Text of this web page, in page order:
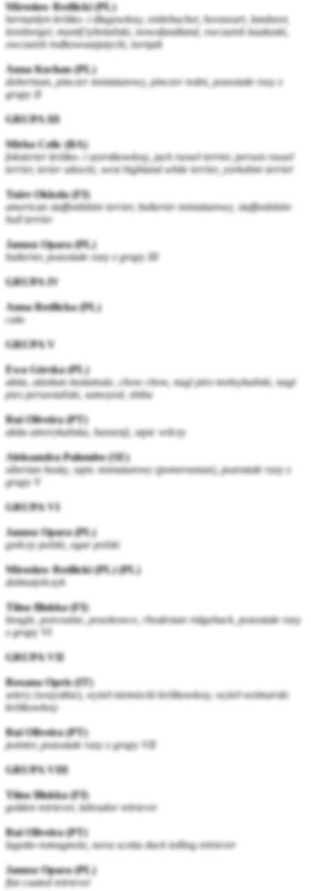
Mirosław Redlicki (PL)
bernardyn krótko- i długowłosy, entlebucher, hovawart, landseer,
leonberger, mastif tybetański, nowofundland, owczarek kaukaski,
owczarek rodkowoazjatycki, tornjak
Anna Kochan (PL)
doberman, pinczer miniaturowy, pinczer redni, pozostałe rasy z
grupy II
GRUPA III
Mirko Celic (BA)
foksterier krótko- i szorstkowłosy, jack russel terrier, person russel
terrier, terier szkocki, west highland white terrier, yorkshire terrier
Tuire Okkola (FI)
american staffordshire terrier, bulterier miniaturowy, staffordshire
bull terrier
Janusz Opara (PL)
bulterier, pozostałe rasy z grupy III
GRUPA IV
Anna Redlicka (PL)
cała
GRUPA V
Ewa Górska (PL)
akita, alaskan malamute, chow chow, nagi pies meksykański, nagi
pies peruwiański, samoyed, shiba
Rui Oliveira (PT)
akita amerykańska, bassenji, szpic wilczy
Aleksandra Palumbo (SE)
siberian husky, szpic miniaturowy (pomeranian), pozostałe rasy z
grupy V
GRUPA VI
Janusz Opara (PL)
gończy polski, ogar polski
Mirosław Redlicki (PL) (PL)
dalmatyńczyk
Tiina Illukka (FI)
beagle, porceaine, posokowce, rhodesian ridgeback, pozostałe rasy
z grupy VI
GRUPA VII
Roxana Opris (IT)
setery (wszystkie), wyżeł niemiecki krótkowłosy, wyżeł weimarski
krótkowłosy
Rui Oliveira (PT)
pointer, pozostałe rasy z grupy VII
GRUPA VIII
Tiina Illukka (FI)
golden retriever, labrador retriever
Rui Oliveira (PT)
lagotto romagnolo, nova scotia duck tolling retriever
Janusz Opara (PL)
flat coated retriever